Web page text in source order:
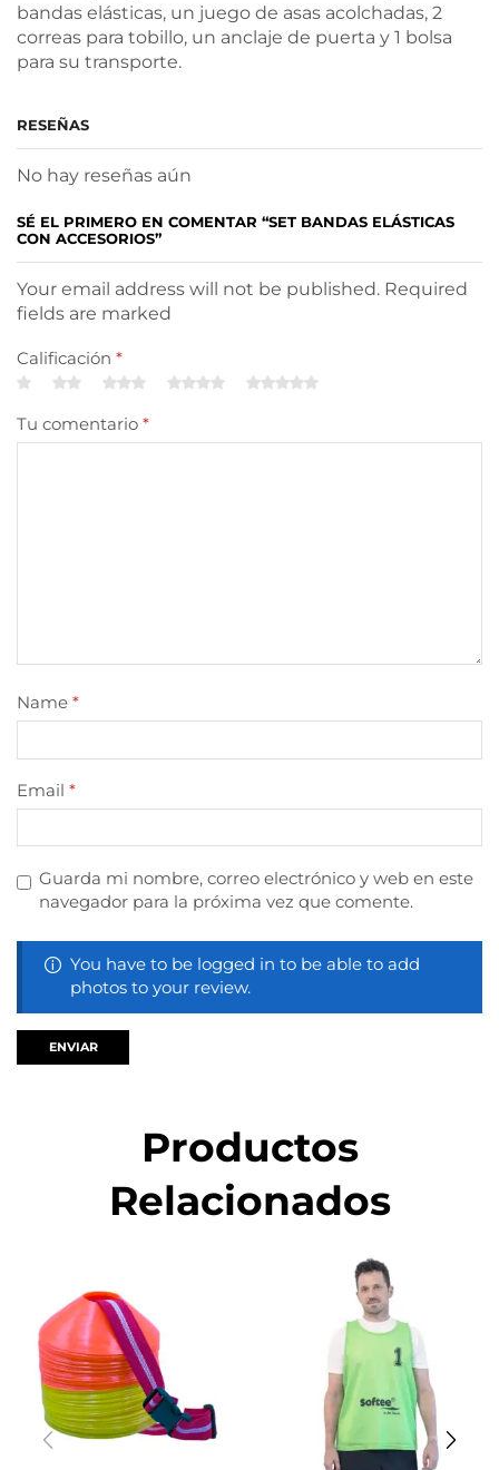
bandas elásticas, un juego de asas acolchadas, 2
correas para tobillo, un anclaje de puerta y 1 bolsa
para su transporte.
RESEÑAS
No hay reseñas aún
SÉ EL PRIMERO EN COMENTAR “SET BANDAS ELÁSTICAS
CON ACCESORIOS”
Your email address will not be published. Required
fields are marked
Calificación *
Tu comentario *
Name *
Email *
Guarda mi nombre, correo electrónico y web en este
navegador para la próxima vez que comente.
You have to be logged in to be able to add
photos to your review.
Productos
Relacionados